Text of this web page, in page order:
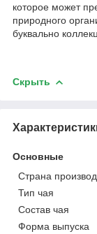
которое может
природного
буквально
Скрыть
Основные
Страна
Тип чая
Состав чая
Форма выпуска